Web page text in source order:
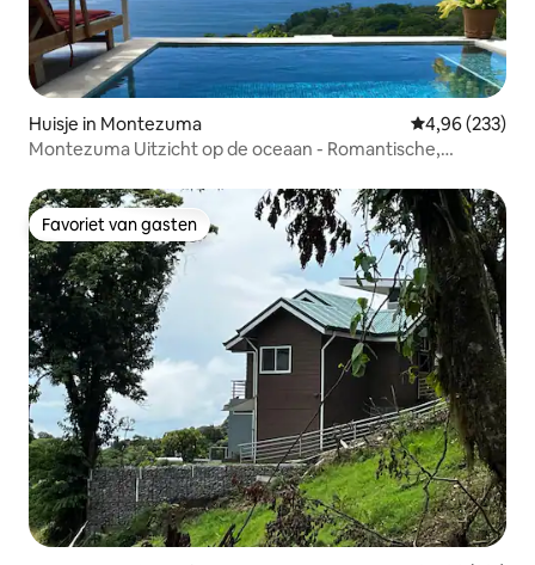
Huisje in Montezuma Gemiddelde
4,96 (233)
Montezuma Uitzicht op de oceaan - Romantische,
Favoriet van gasten
Favoriet van gasten